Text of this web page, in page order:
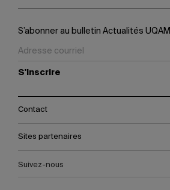
S’abonner au bulletin Actualités UQAM
S'inscrire
Contact
Sites partenaires
Suivez-nous